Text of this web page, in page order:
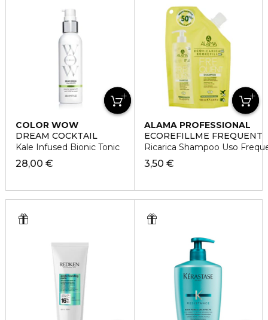
COLOR WOW
DREAM COCKTAIL
Kale Infused Bionic Tonic
28,00 €
ALAMA PROFESSIONAL
ECOREFILLME FREQUENT
Ricarica Shampoo Uso
3,50 €